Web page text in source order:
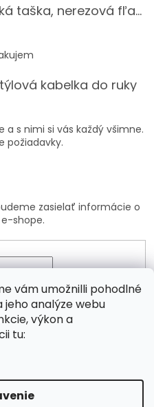
vám umožnilli pohodlné
analýze webu
výkon a
tu:
Ballet set školská taška, nerezová fľaša a plný peračník s motívom baletky pre dievča
je 5 z 5 hviezdičiek.
kabelka do ruky
je 5 z 5 hviezdičiek.
a s nimi si vás každý všimne.
požiadavky.
zasielať informácie o
shope.